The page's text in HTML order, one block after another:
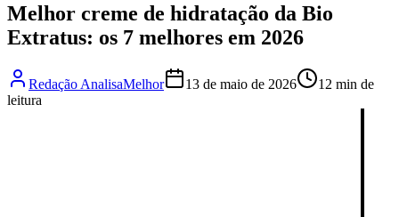
Melhor creme de hidratação da Bio
Extratus: os 7 melhores em 2026
Redação AnalisaMelhor 13 de maio de 2026
12 min de
leitura